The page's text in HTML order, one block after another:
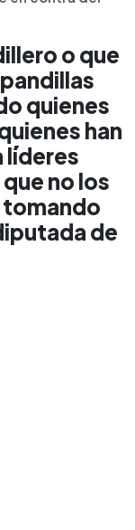
o que
quienes
han
líderes
no los
de